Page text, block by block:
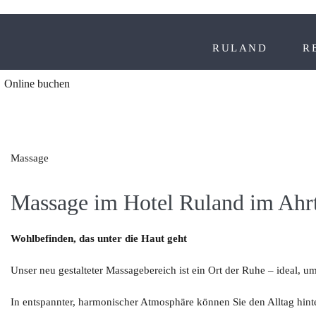
RULAND
Online buchen
Massage
Massage im Hotel Ruland im
Wohlbefinden, das unter die Haut geht
Unser neu gestalteter Massagebereich ist ein Ort der Ruhe – ideal,
In entspannter, harmonischer Atmosphäre können Sie den Alltag